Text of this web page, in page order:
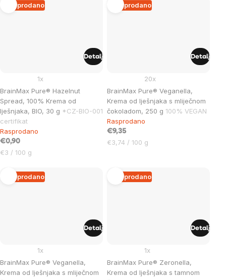
Rasprodano
BrainMax Pure® Hazelnut
Spread, 100% Krema od
lješnjaka, BIO, 30 g *CZ-BIO-001
certifikat
1x
Rasprodano
€0,90
Cijena
€3 / 100 g
Detalj
Rasprodano
BrainMax Pure® Veganella,
Krema od lješnjaka s mliječnom
čokoladom, 250 g 100% VEGAN
20x
Rasprodano
€9,35
Cijena
€3,74 / 100 g
Detalj
Rasprodano
BrainMax Pure® Veganella,
Krema od lješnjaka s mliječnom
1x
Detalj
Rasprodano
BrainMax Pure® Zeronella,
Krema od lješnjaka s tamnom
1x
Detalj